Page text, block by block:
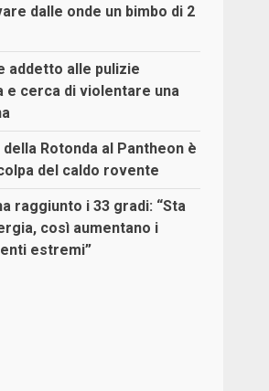
dalle onde un bimbo di 2
addetto alle pulizie
e cerca di violentare una
Rotonda al Pantheon è
del caldo rovente
raggiunto i 33 gradi: “Sta
così aumentano i
estremi”